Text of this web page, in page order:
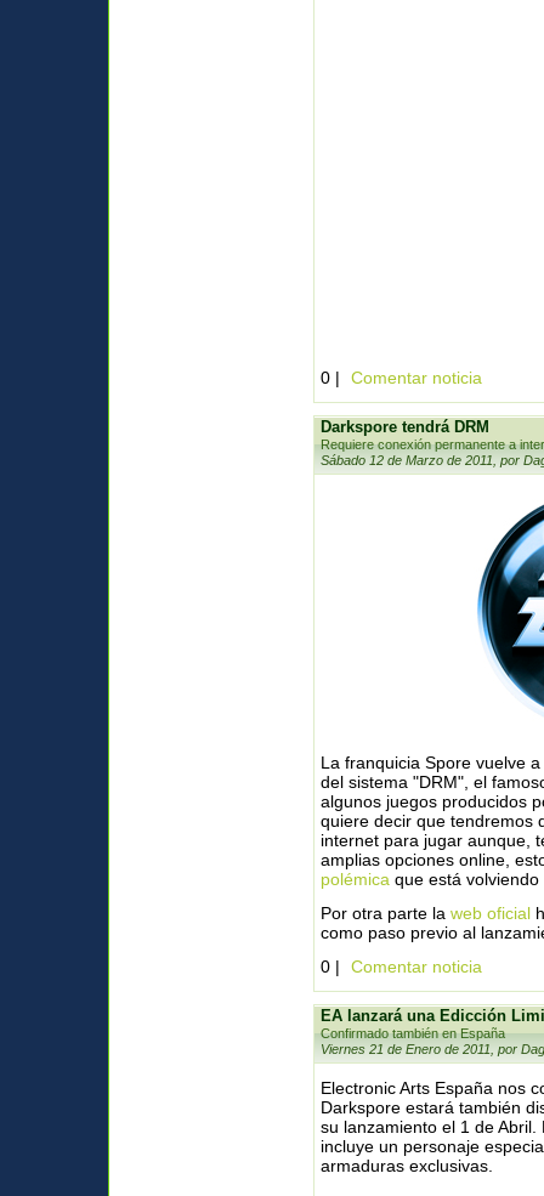
0 | Comentar noticia
Darkspore tendrá DRM
Requiere conexión permanente a
Sábado 12 de Marzo de 2011, por
La franquicia Spore vuelve
del sistema "DRM", el
algunos juegos producidos
quiere decir que tendremos
internet para jugar aunque,
amplias opciones online,
polémicaque está volviendo
Por otra parte la web oficial
como paso previo al
0 |
Comentar noticia
EA lanzará una Edicción
Confirmado también en España
Viernes 21 de Enero de 2011, por
Electronic Arts España nos
Darkspore estará también
su lanzamiento el 1 de
incluye un personaje
armaduras exclusivas.